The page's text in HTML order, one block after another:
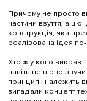
Причому не просто
частини взуття, а цю
конструкція, яка
реалізована ідея
Хто ж у кого викрав
навіть не вірно
принципі, належить
вигадали концепт